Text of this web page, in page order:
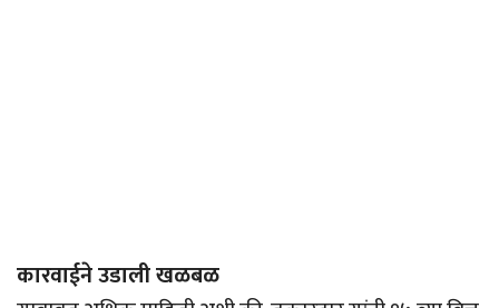
कारवाईने उडाली खळबळ